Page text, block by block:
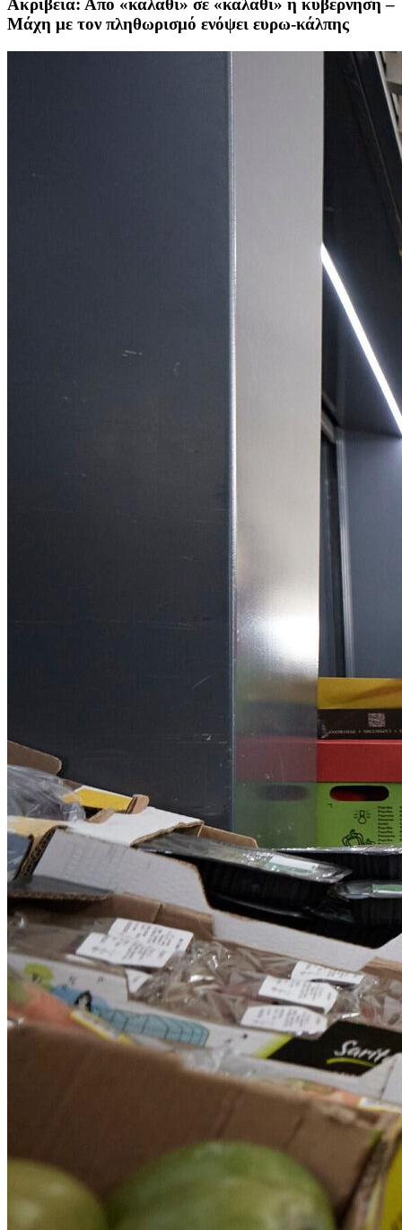
Ακρίβεια: Από «καλάθι» σε «καλάθι» η κυβέρνηση –
Μάχη με τον πληθωρισμό ενόψει ευρω-κάλπης